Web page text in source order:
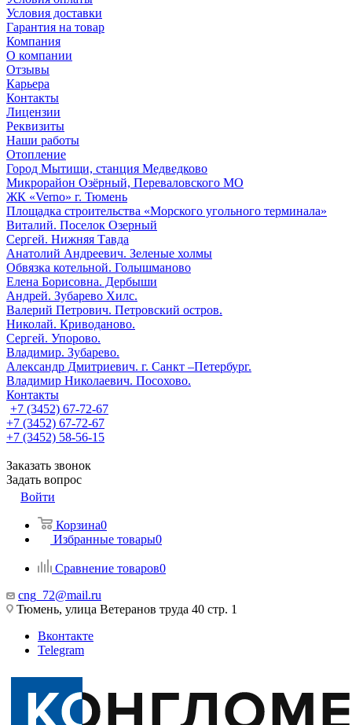
Условия доставки
Гарантия на товар
Компания
О компании
Отзывы
Карьера
Контакты
Лицензии
Реквизиты
Наши работы
Отопление
Город Мытищи, станция Медведково
Микрорайон Озёрный, Переваловского МО
ЖК «Verno» г. Тюмень
Площадка строительства «Морского угольного терминала»
Виталий. Поселок Озерный
Сергей. Нижняя Тавда
Анатолий Андреевич. Зеленые холмы
Обвязка котельной. Голышманово
Елена Борисовна. Дербыши
Андрей. Зубарево Хилс.
Валерий Петрович. Петровский остров.
Николай. Криводаново.
Сергей. Упорово.
Владимир. Зубарево.
Александр Дмитриевич. г. Санкт –Петербург.
Владимир Николаевич. Посохово.
Контакты
+7 (3452) 67-72-67
+7 (3452) 67-72-67
+7 (3452) 58-56-15
Заказать звонок
Задать вопрос
Войти
Корзина0
Избранные товары0
Сравнение товаров0
cng_72@mail.ru
Тюмень, улица Ветеранов труда 40 стр. 1
Вконтакте
Telegram